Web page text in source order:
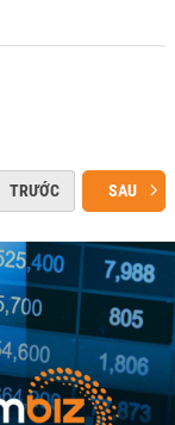
TRƯỚC SAU